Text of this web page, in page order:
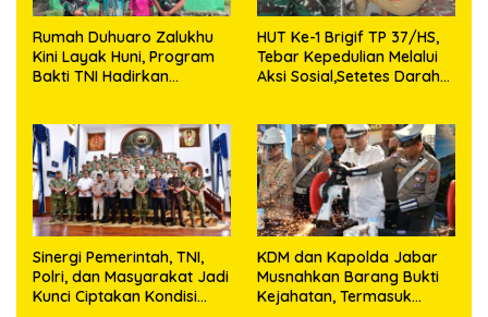
Rumah Duhuaro Zalukhu
Kini Layak Huni, Program
Bakti TNI Hadirkan
HUT Ke-1 Brigif TP 37/HS,
Tebar Kepedulian Melalui
Aksi Sosial,Setetes Darah
Sinergi Pemerintah, TNI,
Polri, dan Masyarakat Jadi
Kunci Ciptakan Kondisi
KDM dan Kapolda Jabar
Musnahkan Barang Bukti
Kejahatan, Termasuk